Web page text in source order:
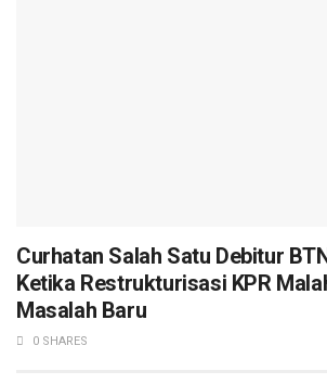
Curhatan Salah Satu Debitur
Ketika Restrukturisasi KPR
Masalah Baru
0 SHARES